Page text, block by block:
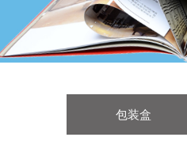
包装盒